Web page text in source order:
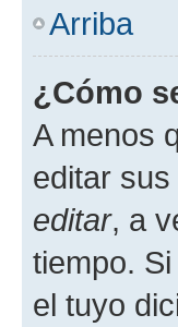
Arriba
¿Cómo
A menos
editar
editar, a
tiempo.
el tuyo